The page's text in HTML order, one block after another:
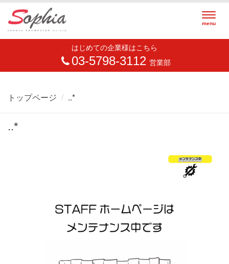
menu
はじめての企業様はこちら
03-5798-3112 営業部
トップページ ..*
..*